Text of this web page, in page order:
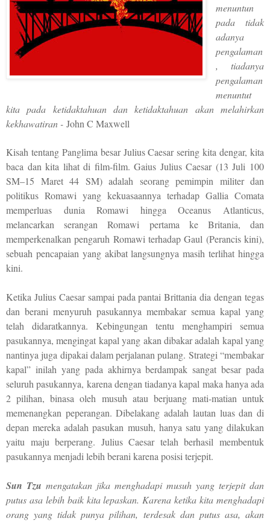
menuntun
pada tidak
adanya
pengalaman
, tiadanya
pengalaman
menuntut
kita pada ketidaktahuan dan ketidaktahuan akan melahirkan
kekhawatiran - John C Maxwell
Kisah tentang Panglima besar Julius Caesar sering kita dengar, kita
baca dan kita lihat di film-film. Gaius Julius Caesar (13 Juli 100
SM–15 Maret 44 SM) adalah seorang pemimpin militer dan
politikus Romawi yang kekuasaannya terhadap Gallia Comata
memperluas dunia Romawi hingga Oceanus Atlanticus,
melancarkan serangan Romawi pertama ke Britania, dan
memperkenalkan pengaruh Romawi terhadap Gaul (Perancis kini),
sebuah pencapaian yang akibat langsungnya masih terlihat hingga
kini.
Ketika Julius Caesar sampai pada pantai Brittania dia dengan tegas
dan berani menyuruh pasukannya membakar semua kapal yang
telah didaratkannya. Kebingungan tentu menghampiri semua
pasukannya, mengingat kapal yang akan dibakar adalah kapal yang
nantinya juga dipakai dalam perjalanan pulang. Strategi “membakar
kapal” inilah yang pada akhirnya berdampak sangat besar pada
seluruh pasukannya, karena dengan tiadanya kapal maka hanya ada
2 pilihan, binasa oleh musuh atau berjuang mati-matian untuk
memenangkan peperangan. Dibelakang adalah lautan luas dan di
depan mereka adalah pasukan musuh, hanya satu yang dilakukan
yaitu maju berperang. Julius Caesar telah berhasil membentuk
pasukannya menjadi lebih berani karena posisi terjepit.
Sun Tzu mengatakan jika menghadapi musuh yang terjepit dan
putus asa lebih baik kita lepaskan. Karena ketika kita menghadapi
orang yang tidak punya pilihan, terdesak dan putus asa, akan